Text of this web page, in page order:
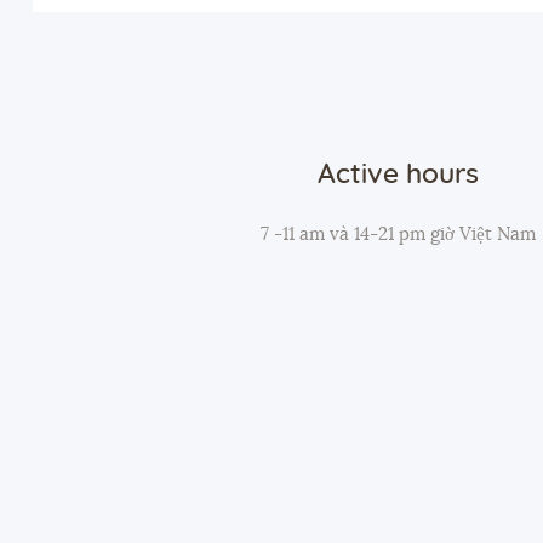
Active hours
7 -11 am và 14-21 pm giờ Việt Nam